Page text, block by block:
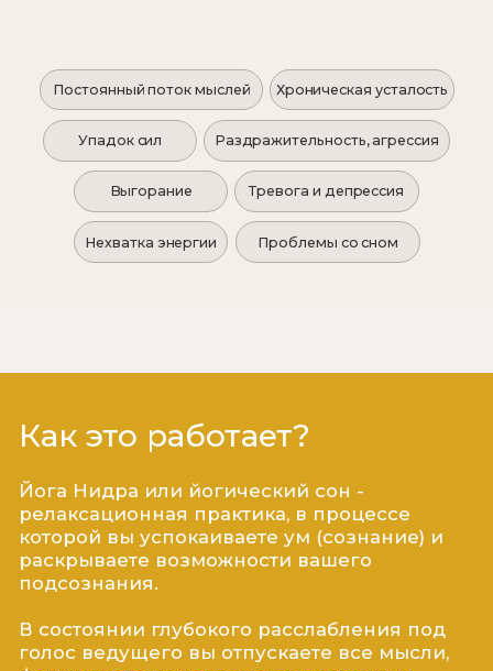
Терапия звуком тибетских чаш
усиливает эффект Йога Нидры
Легче настроится на